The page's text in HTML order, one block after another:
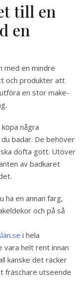
till en
en
med en mindre
och produkter att
en stor make-
några
badar. De behöver
dofta gott. Utöver
av badkaret
ha en annan färg,
och på så
i hela
vara helt rent innan
kanske det räcker
fräschare utseende